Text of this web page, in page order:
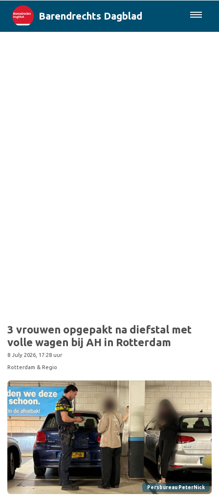
Barendrechts Dagblad
3 vrouwen opgepakt na diefstal met
volle wagen bij AH in Rotterdam
8 July 2026, 17:28 uur
Rotterdam & Regio
Persbureau PeterNick